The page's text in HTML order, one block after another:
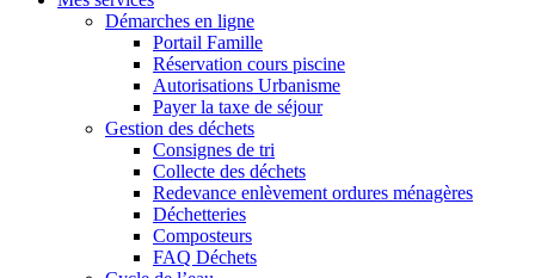
Démarches en ligne
Portail Famille
Réservation cours piscine
Autorisations Urbanisme
Payer la taxe de séjour
Gestion des déchets
Consignes de tri
Collecte des déchets
Redevance enlèvement ordures ménagères
Déchetteries
Composteurs
FAQ Déchets